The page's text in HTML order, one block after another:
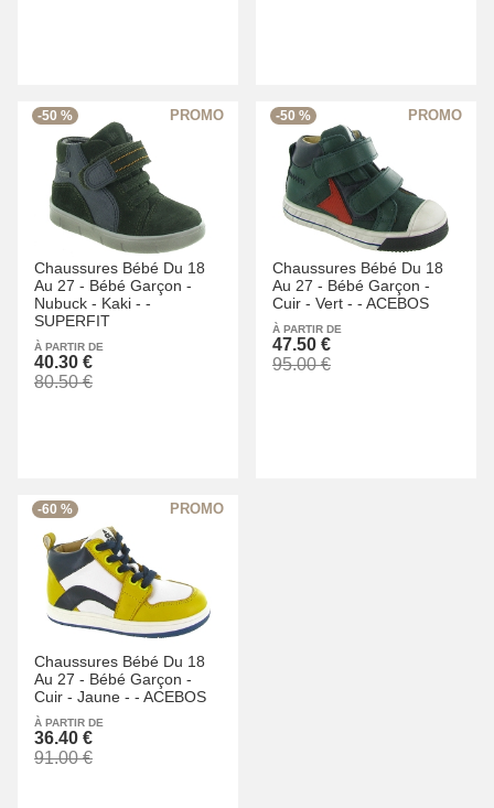
-50 %
Chaussures Bébé Du 18
Au 27 - Bébé Garçon -
Nubuck - Kaki - -
SUPERFIT
À PARTIR DE
40.30 €
80.50 €
-50 %
Chaussures Bébé Du 18
Au 27 - Bébé Garçon -
Cuir - Vert - - ACEBOS
À PARTIR DE
47.50 €
95.00 €
-60 %
Chaussures Bébé Du 18
Au 27 - Bébé Garçon -
Cuir - Jaune - - ACEBOS
À PARTIR DE
36.40 €
91.00 €